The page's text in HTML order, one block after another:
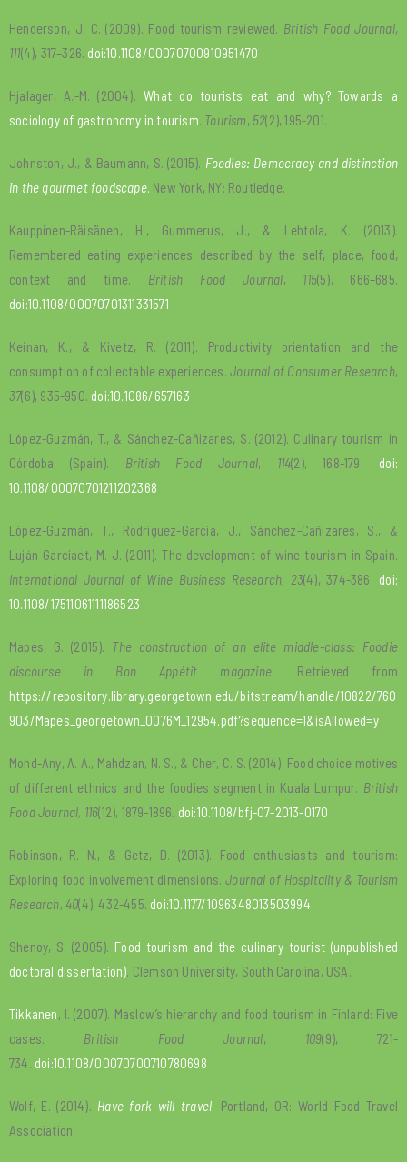
Henderson, J. C. (2009). Food tourism reviewed. British Food Journal,
111(4), 317–326. doi:10.1108/00070700910951470
Hjalager, A.-M. (2004).What do tourists eat and why? Towards a
sociology of gastronomy in tourism. Tourism, 52(2), 195-201.
Johnston, J., & Baumann, S. (2015). Foodies: Democracy and distinction
in the gourmet foodscape. New York, NY: Routledge.
Kauppinen-Räisänen, H., Gummerus, J., & Lehtola, K. (2013).
Remembered eating experiences described by the self, place, food,
context and time. British Food Journal, 115(5), 666–685.
doi:10.1108/00070701311331571
Keinan, K., & Kivetz, R. (2011). Productivity orientation and the
consumption of collectable experiences.Journal of Consumer Research,
37(6), 935-950. doi:10.1086/657163
López-Guzmán, T., & Sánchez-Cañizares, S. (2012). Culinary tourism in
Córdoba (Spain). British Food Journal, 114(2), 168-179. doi:
10.1108/00070701211202368
López-Guzmán, T., Rodríguez-García, J., Sánchez-Cañizares, S., &
Luján-Garcíaet, M. J. (2011). The development of wine tourism in Spain.
International Journal of Wine Business Research, 23(4), 374-386. doi:
10.1108/17511061111186523
Mapes, G. (2015). The construction of an elite middle-class: Foodie
discourse in Bon Appétit magazine. Retrieved from
https://repository.library.georgetown.edu/bitstream/handle/10822/760
903/Mapes_georgetown_0076M_12954.pdf?sequence=1&isAllowed=y
Mohd-Any, A. A., Mahdzan, N. S., & Cher, C. S. (2014). Food choice motives
of different ethnics and the foodies segment in Kuala Lumpur. British
Food Journal, 116(12), 1879-1896. doi:10.1108/bfj-07-2013-0170
Robinson, R. N., & Getz, D. (2013). Food enthusiasts and tourism:
Exploring food involvement dimensions.Journal of Hospitality & Tourism
Research, 40(4), 432-455. doi:10.1177/1096348013503994
Shenoy, S. (2005). Food tourism and the culinary tourist (unpublished
doctoral dissertation). Clemson University, South Carolina, USA.
Tikkanen, I. (2007). Maslow’s hierarchy and food tourism in Finland: Five
cases. British Food Journal, 109(9), 721-
734. doi:10.1108/00070700710780698
Wolf, E. (2014). Have fork will travel. Portland, OR: World Food Travel
Association.